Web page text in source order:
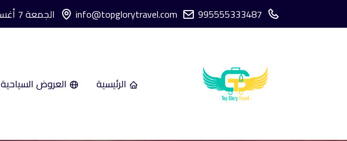
995555333487
info@topglorytravel.com الجمعة 7 أغسطس 2026
الرئيسية العروض السياحية